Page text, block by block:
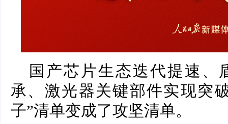
国产芯片生态迭代提速、
承、激光器关键部件实现
子”清单变成了攻坚清单。